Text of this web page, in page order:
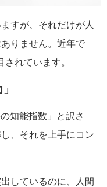
すが、それだけが人
りません。近年で
れています。
知能指数」と訳さ
、それを上手にコン
しているのに、人間